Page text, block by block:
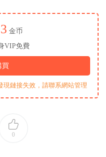
3 金币
VIP免費
買
現鏈接失效，請聯系網站管理
0